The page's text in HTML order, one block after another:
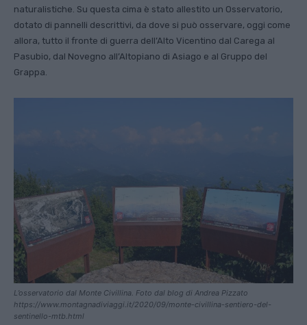
naturalistiche. Su questa cima è stato allestito un Osservatorio,
dotato di pannelli descrittivi, da dove si può osservare, oggi come
allora, tutto il fronte di guerra dell’Alto Vicentino dal Carega al
Pasubio, dal Novegno all’Altopiano di Asiago e al Gruppo del
Grappa.
L’osservatorio dal Monte Civillina. Foto dal blog di Andrea Pizzato
https://www.montagnadiviaggi.it/2020/09/monte-civillina-sentiero-del-
sentinello-mtb.html